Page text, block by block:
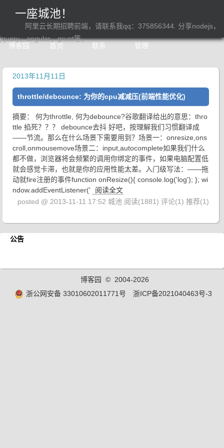
一座城池！
阿里云长期招聘前端，请联系我qq：375856344. 分享nodejs，
jquery，angular，grunt等。
博客园 首页 联系 管理
2013年11月11日
throttle/debounce: 为你的cpu减减压(前端性能优化)
摘要： 何为throttle, 何为debounce?谷歌翻译给出的意思：thro
ttle 掐死？？？ debounce去抖 好吧，按理解我们习惯翻译成
——节流。那么在什么场景下需要用到？场景一：onresize,ons
croll,onmousemove场景二：input,autocomplete如果我们什么
都不做，浏览器将会频繁的调用你绑定的事件，如果电脑配置低
就会感觉卡滞，也就是你的应用性能太差。入门级写法：——拖
动就fire注册的事件function onResize(){ console.log('log'); }; wi
ndow.addEventListener('
阅读全文
posted @ 2013-11-11 17:52 城池 阅读(1881) 评论(1) 推荐(1)
公告
博客园
© 2004-2026
浙公网安备 33010602011771号
浙ICP备2021040463号-3